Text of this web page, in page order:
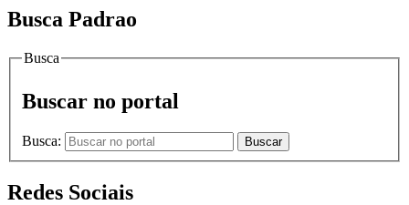
Busca Padrao
Busca
Buscar no portal
Busca: Buscar
Redes Sociais